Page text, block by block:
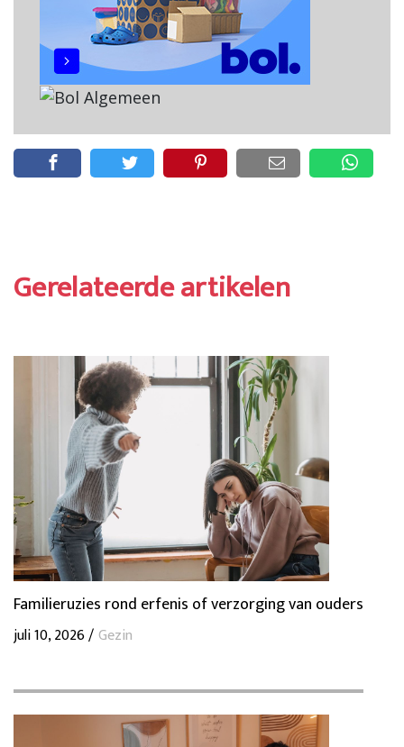
Gerelateerde artikelen
Familieruzies rond erfenis of verzorging van ouders
juli 10, 2026 /Gezin